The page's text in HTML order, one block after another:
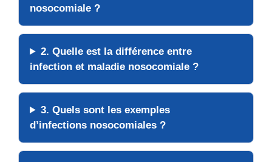
nosocomiale ?
2. Quelle est la différence entre
infection et maladie nosocomiale ?
3. Quels sont lesexemples
d’infections nosocomiales ?